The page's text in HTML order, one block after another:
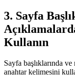
3. Sayfa
Kullanın
Sayfa başlıklarında
anahtar kelimesini